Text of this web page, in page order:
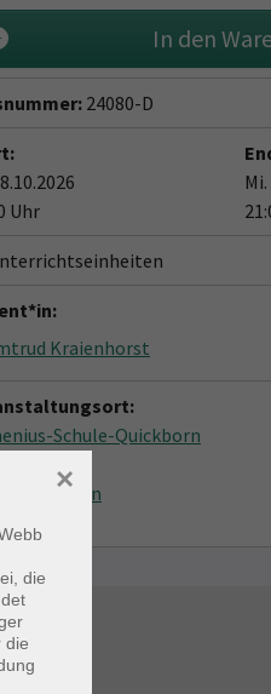
In den
24080-D
Uhr
Kraienhorst
Schule-Quickborn
Quickborn
die
die
×